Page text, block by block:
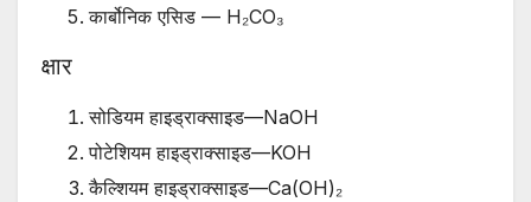
कार्बोनिक एसिड — H₂CO₃
क्षार
सोडियम हाइड्राक्साइड—NaOH
पोटेशियम हाइड्राक्साइड—KOH
कैल्शियम हाइड्राक्साइड—Ca(OH)₂